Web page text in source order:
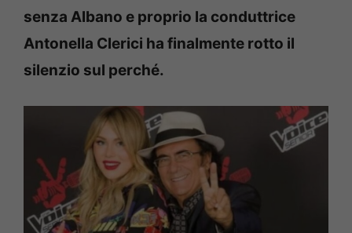
senza Albano e proprio la conduttrice
Antonella Clerici ha finalmente rotto il
silenzio sul perché.